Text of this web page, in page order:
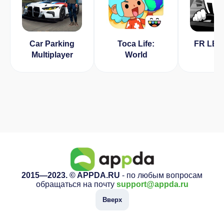
Car Parking
Multiplayer
Toca Life:
World
FR
2015—2023. © APPDA.RU - по любым вопросам
обращаться на почту support@appda.ru
Вверх